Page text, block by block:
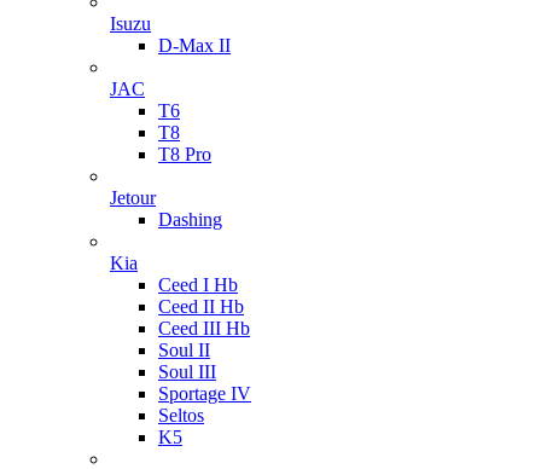
Isuzu
D-Max II
JAC
T6
T8
T8 Pro
Jetour
Dashing
Kia
Ceed I Hb
Ceed II Hb
Ceed III Hb
Soul II
Soul III
Sportage IV
Seltos
K5